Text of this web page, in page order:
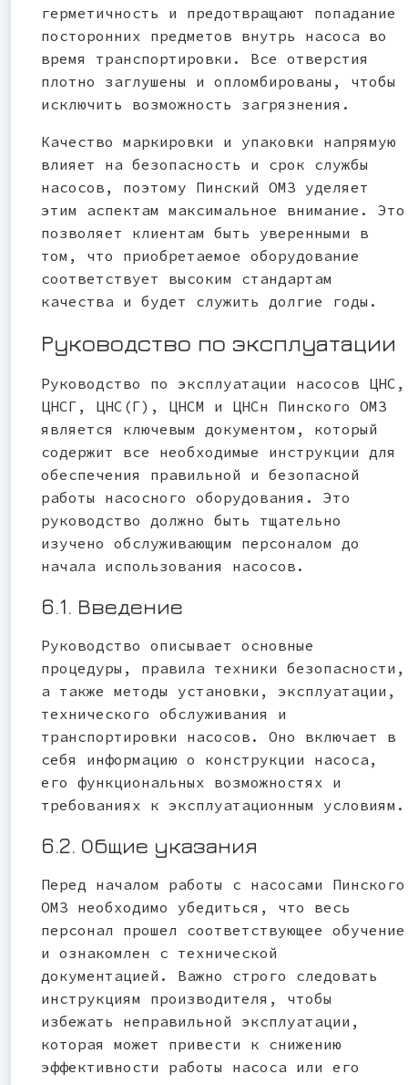
герметичность и предотвращают попадание
посторонних предметов внутрь насоса во
время транспортировки. Все отверстия
плотно заглушены и опломбированы, чтобы
исключить возможность загрязнения.
Качество маркировки и упаковки напрямую
влияет на безопасность и срок службы
насосов, поэтому Пинский ОМЗ уделяет
этим аспектам максимальное внимание. Это
позволяет клиентам быть уверенными в
том, что приобретаемое оборудование
соответствует высоким стандартам
качества и будет служить долгие годы.
Руководство по эксплуатации
Руководство по эксплуатации насосов ЦНС,
ЦНСГ, ЦНС(Г), ЦНСМ и ЦНСн Пинского ОМЗ
является ключевым документом, который
содержит все необходимые инструкции для
обеспечения правильной и безопасной
работы насосного оборудования. Это
руководство должно быть тщательно
изучено обслуживающим персоналом до
начала использования насосов.
6.1. Введение
Руководство описывает основные
процедуры, правила техники безопасности,
а также методы установки, эксплуатации,
технического обслуживания и
транспортировки насосов. Оно включает в
себя информацию о конструкции насоса,
его функциональных возможностях и
требованиях к эксплуатационным условиям.
6.2. Общие указания
Перед началом работы с насосами Пинского
ОМЗ необходимо убедиться, что весь
персонал прошел соответствующее обучение
и ознакомлен с технической
документацией. Важно строго следовать
инструкциям производителя, чтобы
избежать неправильной эксплуатации,
которая может привести к снижению
эффективности работы насоса или его